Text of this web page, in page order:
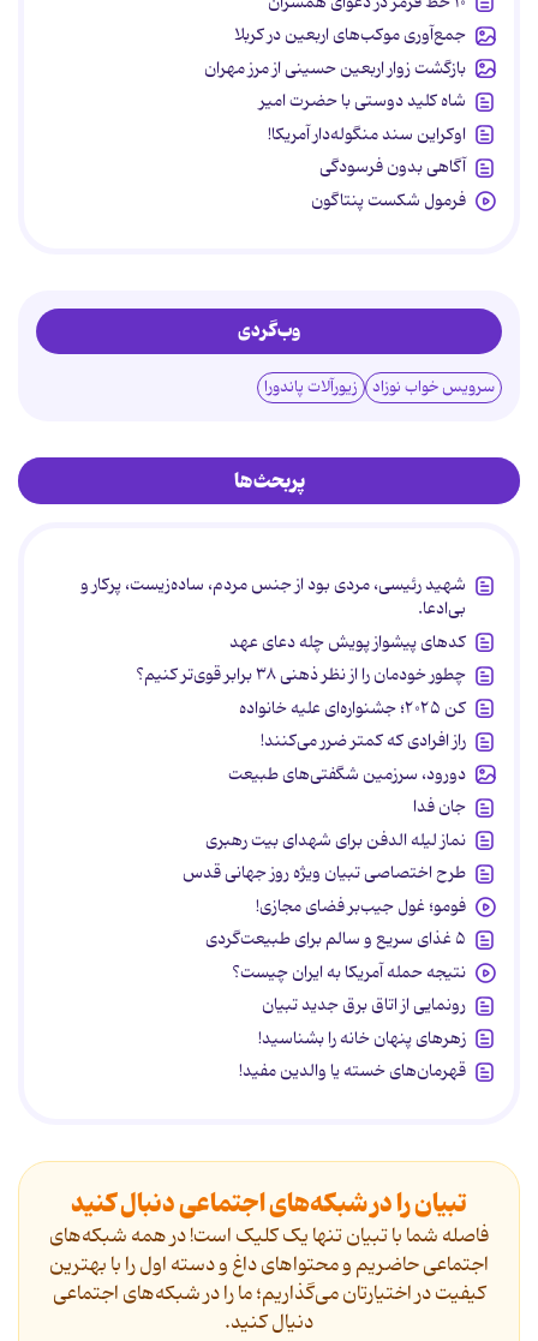
جمع‌آوری موکب‌های اربعین در کربلا
بازگشت زوار اربعین حسینی از مرز مهران
شاه کلید دوستی با حضرت امیر
اوکراین سند منگوله‌دار آمریکا!
آگاهی بدون فرسودگی
فرمول شکست پنتاگون
وب‌گردی
سرویس خواب نوزاد زیورآلات پاندورا
پربحث‌ها
شهید رئیسی، مردی بود از جنس مردم، ساده‌زیست، پرکار و
بی‌ادعا.
کدهای پیشواز پویش چله دعای عهد
چطور خودمان را از نظر ذهنی ۳۸ برابر قوی‌تر کنیم؟
کن ۲۰۲۵؛ جشنواره‌ای علیه خانواده
راز افرادی که کمتر ضرر می‌کنند!
دورود، سرزمین شگفتی‌های طبیعت
جان فدا
نماز لیله الدفن برای شهدای بیت رهبری
طرح اختصاصی تبیان ویژه روز جهانی قدس
فومو؛ غول جیب‌بر فضای مجازی!
۵ غذای سریع و سالم برای طبیعت‌گردی
نتیجه حمله آمریکا به ایران چیست؟
رونمایی از اتاق برق جدید تبیان
زهرهای پنهان خانه را بشناسید!
قهرمان‌های خسته یا والدین مفید!
تبیان را در شبکه‌های اجتماعی دنبال کنید
فاصله شما با تبیان تنها یک کلیک است! در همه شبکه‌های
اجتماعی حاضریم و محتواهای داغ و دسته اول را با بهترین
کیفیت در اختیارتان می‌گذاریم؛ ما را در شبکه‌های اجتماعی
دنیال کنید.